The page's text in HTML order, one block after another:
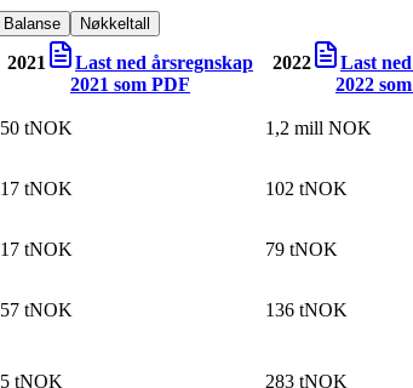
Balanse Nøkkeltall
2021
Last ned årsregnskap
2021 som PDF
2022
Last
2022
50 tNOK 1,2 mill NOK
17 tNOK 102 tNOK
17 tNOK 79 tNOK
57 tNOK 136 tNOK
5 tNOK 283 tNOK